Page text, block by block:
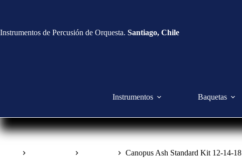
Instrumentos de Percusión de Orquesta. Santiago, Chile
Instrumentos Baquetas
Canopus Ash Standard Kit 12-14-18